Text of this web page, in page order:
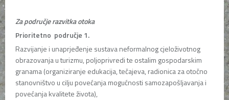
Za područje razvitka otoka
Prioritetno područje 1.
Razvijanje i unaprjeđenje sustava neformalnog cjeloživotnog
obrazovanja u turizmu, poljoprivredi te ostalim gospodarskim
granama (organiziranje edukacija, tečajeva, radionica za otočno
stanovništvo u cilju povećanja mogućnosti samozapošljavanja i
povećanja kvalitete života),